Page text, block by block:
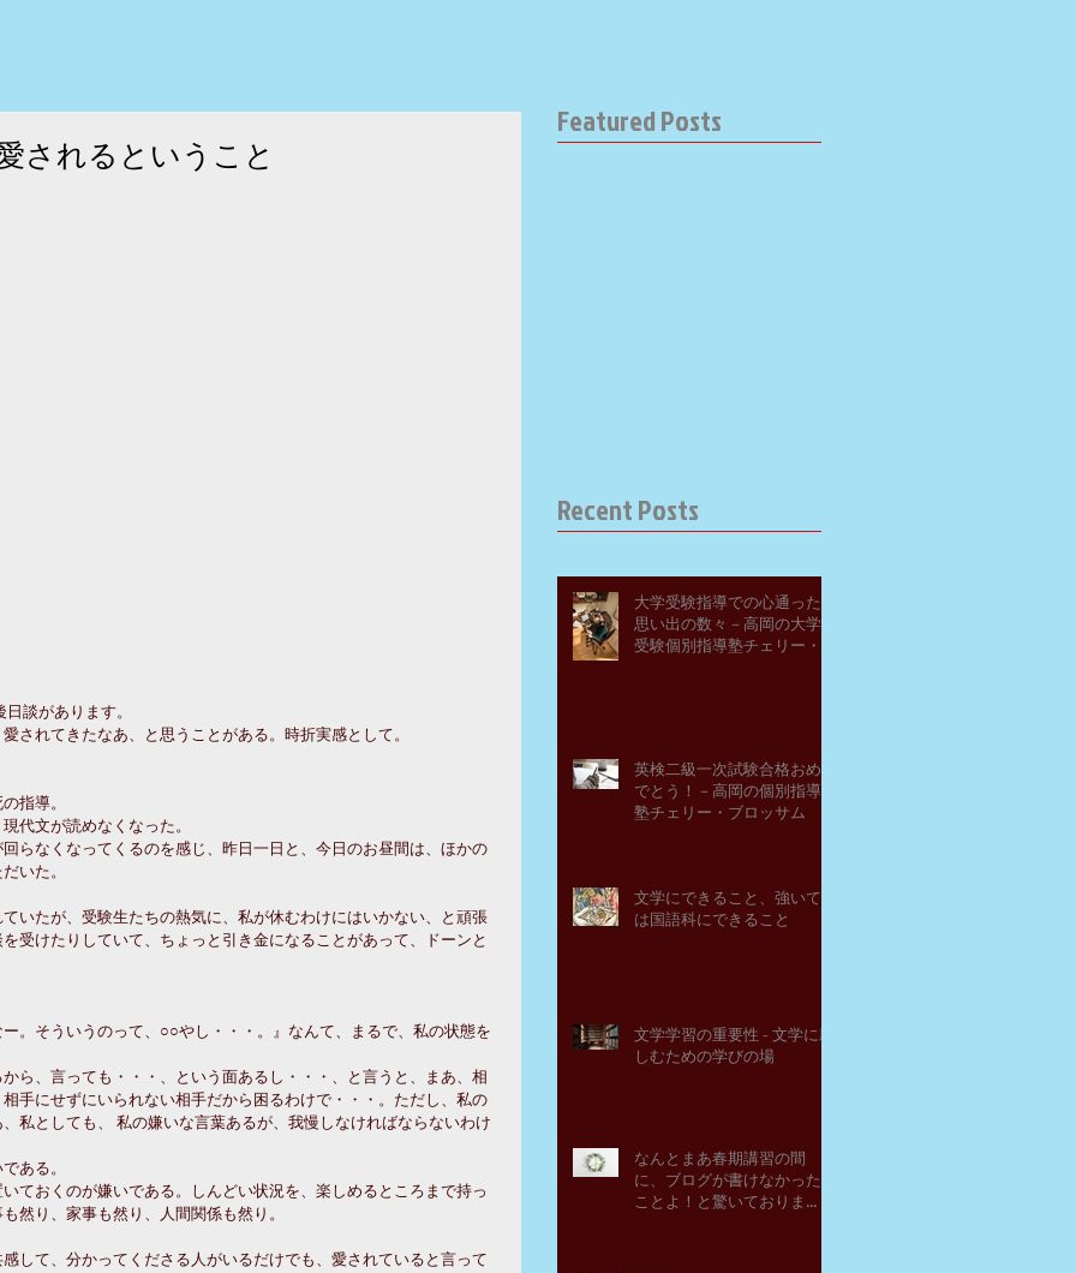
されるということ
談があります。
されてきたなあ、と思うことがある。時折実感として。
指導。
代文が読めなくなった。
らなくなってくるのを感じ、昨日一日と、今日のお昼間は、ほかの
いた。
いたが、受験生たちの熱気に、私が休むわけにはいかない、と頑張
受けたりしていて、ちょっと引き金になることがあって、ドーンと
。そういうのって、○○やし・・・。』なんて、まるで、私の状態を
ら、言っても・・・、という面あるし・・・、と言うと、まあ、相
手にせずにいられない相手だから困るわけで・・・。ただし、私の
私としても、 私の嫌いな言葉あるが、我慢しなければならないわけ
ある。
ておくのが嫌いである。しんどい状況を、楽しめるところまで持っ
然り、家事も然り、人間関係も然り。
して、分かってくださる人がいるだけでも、愛されていると言って
Featured Posts
Recent Posts
大学受験指導での心通った
思い出の数々－高岡の大学
受験個別指導塾チェリー・
英検二級一次試験合格おめ
でとう！－高岡の個別指導
塾チェリー・ブロッサム
文学にできること、強いて
は国語科にできること
文学学習の重要性 - 文学に親
しむための学びの場
なんとまあ春期講習の間
に、ブログが書けなかった
ことよ！と驚いておりま